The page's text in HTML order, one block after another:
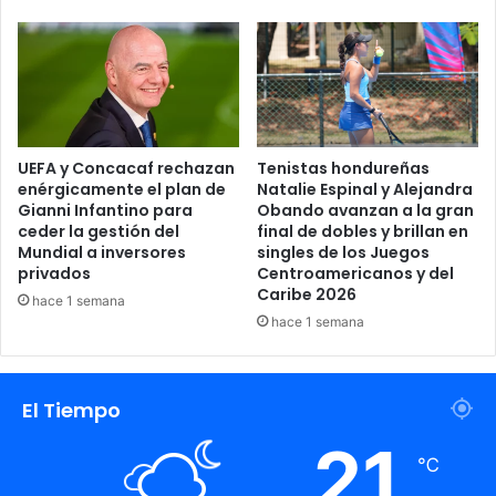
Récord en el arco: La Furia Roja es la única selección
en el torneo que mantiene su portería invicta, lo que
le permitió al guardameta Unai Simón batir el récord
de imbatibilidad en Mundiales al acumular 609
minutos consecutivos sin recibir anotaciones.
España espera rival entre Estados
UEFA y Concacaf rechazan
enérgicamente el plan de
Gianni Infantino para
ceder la gestión del
Mundial a inversores
privados
hace 1 semana
Tenistas hondureñas
Natalie Espinal y Alejandra
Obando avanzan a la gran
final de dobles y brillan en
singles de los Juegos
Centroamericanos y del
Caribe 2026
hace 1 semana
El Tiempo
℃